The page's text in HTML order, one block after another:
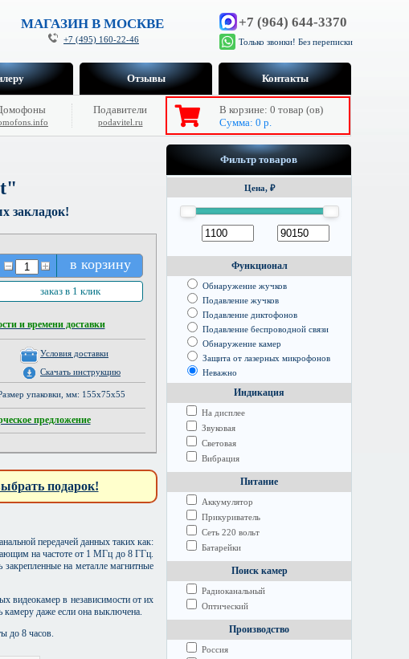
МАГАЗИН В МОСКВЕ
+7 (495) 160-22-46
+7 (964) 644-3370
Только звонки! Без переписки
Отзывы Контакты
Подавители
podavitel.ru
В корзине: 0 товар (ов)
Сумма: 0 р.
закладок!
в корзину
заказ в 1 клик
и времени доставки
Условия доставки
Скачать инструкцию
упаковки, мм: 155х75х55
предложение
подарок!
передачей данных таких как:
на частоте от 1 МГц до 8 ГГц.
на металле магнитные
видеокамер в независимости от их
камеру даже если она выключена.
до 8 часов.
Фильтр товаров
Цена, ₽
Функционал
Обнаружение жучков
Подавление жучков
Подавление диктофонов
Подавление беспроводной связи
Обнаружение камер
Защита от лазерных микрофонов
Неважно
Индикация
На дисплее
Звуковая
Световая
Вибрация
Питание
Аккумулятор
Прикуриватель
Сеть 220 вольт
Батарейки
Поиск камер
Радиоканальный
Оптический
Производство
Россия